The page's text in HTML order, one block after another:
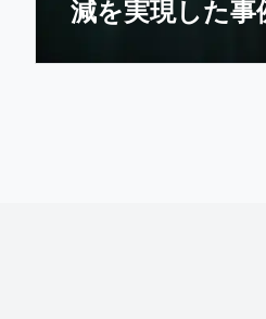
減を実現した事